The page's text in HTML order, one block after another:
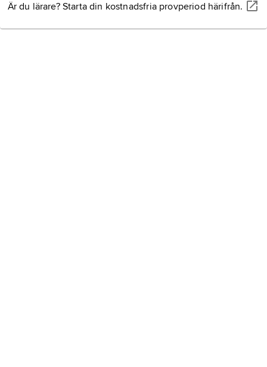
Är du lärare? Starta din kostnadsfria provperiod härifrån.